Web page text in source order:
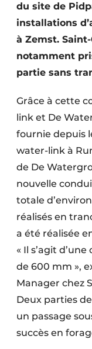
Fondations
Façades
Géotextiles
Infrastructures
Protection
Rénovation
Sécurité
Software
Techniques
Travaux
du site de
installations
à Zemst.
notamment
partie sans
Grâce à cette
link et De
fournie depuis
water-link à
de De
nouvelle
totale
réalisés en
a été réalisée
« Il s’agit
de 600 mm »,
Manager chez
Deux parties
un passage
succès en